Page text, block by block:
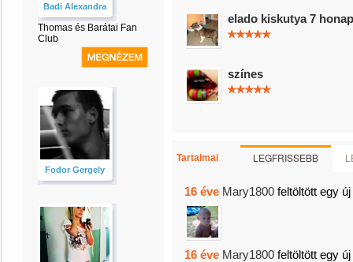
Badi Alexandra
Thomas és Barátai Fan
Club
Fodor Gergely
elado kiskutya 7
színes
Tartalmai LEGFRISSEBB
16 éve Mary1800 feltöltött egy új
16 éve Mary1800 feltöltött egy új